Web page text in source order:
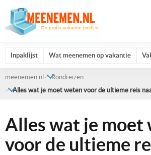
Inpaklijst Wat meenemen op vakantie
meenemen.nl
Rondreizen
Alles wat je moet weten voor de ultieme reis
Alles wat je moet
voor de ultieme